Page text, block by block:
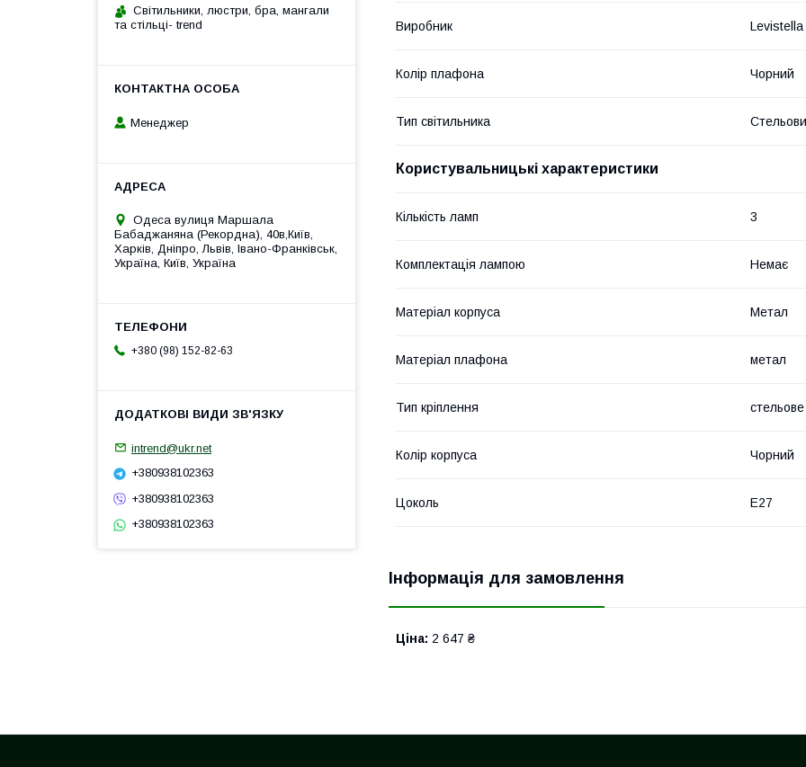
Виробник Levistella
Колір плафона Чорний
Тип світильника
Користувальницькі характеристики
Кількість ламп 3
Комплектація лампою Немає
Матеріал корпуса Метал
Матеріал плафона метал
Тип кріплення
Колір корпуса Чорний
Цоколь E27
Інформація для замовлення
Ціна: 2 647 ₴
Cвітильники, люстри, бра, мангали
та стільці- trend
Менеджер
Одеса вулиця Маршала
Бабаджаняна (Рекордна), 40в,Київ,
Харків, Дніпро, Львів, Івано-Франківськ,
Україна, Київ, Україна
+380 (98) 152-82-63
intrend@ukr.net
+380938102363
+380938102363
+380938102363